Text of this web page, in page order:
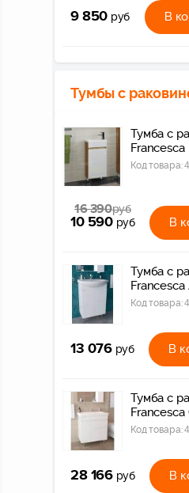
9 850 руб В
Тумбы с
Тумба с
Код товара:
16 390руб
10 590 руб В
Тумба с
Код товара:
13 076 руб В
Тумба с
Код товара:
28 166 руб В